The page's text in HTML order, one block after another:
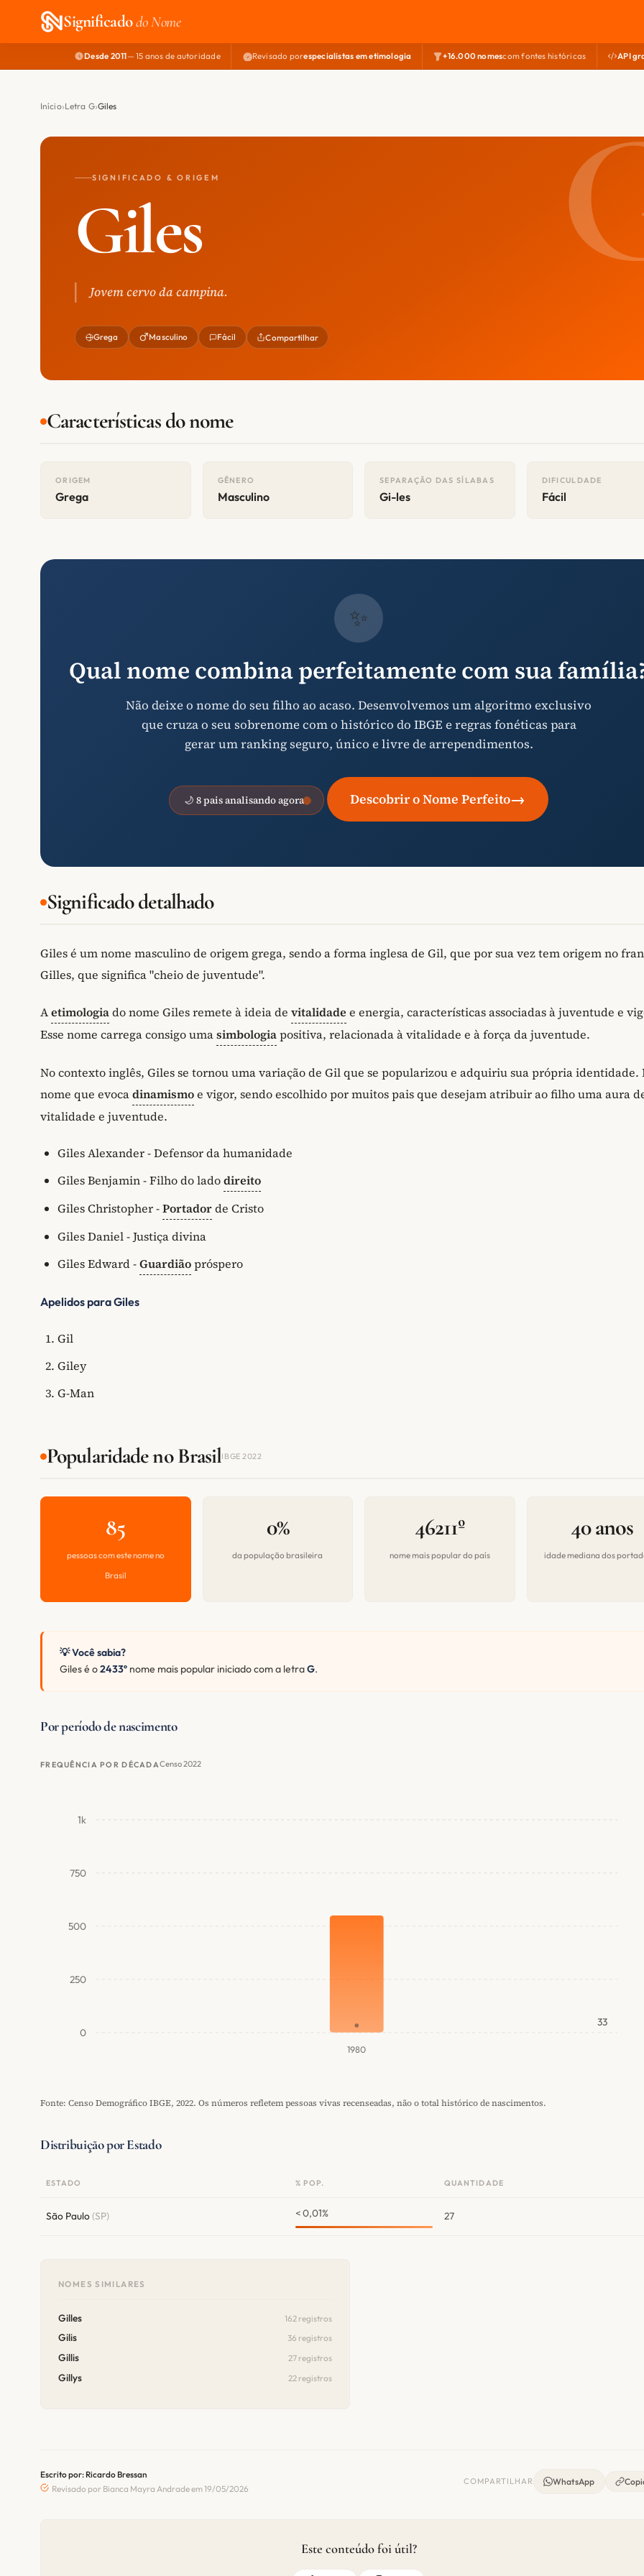
Significadodo Nome
Desde 2011— 15 anos de autoridade Revisado porespecialistas em etimologia +16.000 nomescom fontes históricas API
Início Letra G Giles
SIGNIFICADO & ORIGEM
Giles
Jovem cervo da campina.
Grega Masculino Fácil Compartilhar
Características do nome
ORIGEM
Grega
GÊNERO
Masculino
SEPARAÇÃO DAS SÍLABAS
Gi-les
DIFICULDADE
Fácil
✨
Qual nome combina perfeitamente com sua
Não deixe o nome do seu filho ao acaso. Desenvolvemos um algoritmo exclusivo
que cruza o seu sobrenome com o histórico do IBGE e regras fonéticas para
gerar um ranking seguro, único e livre de arrependimentos.
🌙 8 pais analisando agora Descobrir o Nome Perfeito→
Significado detalhado
Giles é um nome masculino de origem grega, sendo a forma inglesa de Gil, que por sua vez tem origem no
Gilles, que significa "cheio de juventude".
Aetimologiado nome Giles remete à ideia de vitalidade e energia, características associadas à juventude e
Esse nome carrega consigo umasimbologiapositiva, relacionada à vitalidade e à força da juventude.
No contexto inglês, Giles se tornou uma variação de Gil que se popularizou e adquiriu sua própria identidade.
nome que evocadinamismoe vigor, sendo escolhido por muitos pais que desejam atribuir ao filho uma aura
vitalidade e juventude.
Giles Alexander - Defensor da humanidade
Giles Benjamin - Filho do ladodireito
Giles Christopher -Portadorde Cristo
Giles Daniel - Justiça divina
Giles Edward -Guardiãopróspero
Apelidos para Giles
Gil
Giley
G-Man
Popularidade no BrasilIBGE 2022
85
pessoas com este nome no
Brasil
0%
da população brasileira
46211º
nome mais popular do país
40 anos
idade mediana dos
💡 Você sabia?
Giles é o2433º nome mais popular iniciado com a letraG.
Por período de nascimento
FREQUÊNCIA POR DÉCADACenso 2022
0
250
500
750
1k
1980
33
Fonte: Censo Demográfico IBGE, 2022. Os números refletem pessoas vivas recenseadas, não o total histórico de nascimentos.
Distribuição por Estado
ESTADO % POP. QUANTIDADE
São Paulo(SP) < 0,01% 27
NOMES SIMILARES
Gilles 162 registros
Gilis 36 registros
Gillis 27 registros
Gillys 22 registros
Escrito por: Ricardo Bressan
Revisado por Bianca Mayra Andrade em 19/05/2026
COMPARTILHAR WhatsApp
Este conteúdo foi útil?